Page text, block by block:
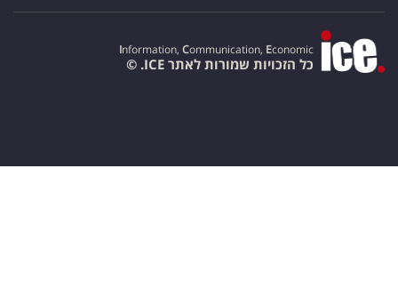
Information, Communication, Economic
כל הזכויות שמורות לאתר ICE. ©